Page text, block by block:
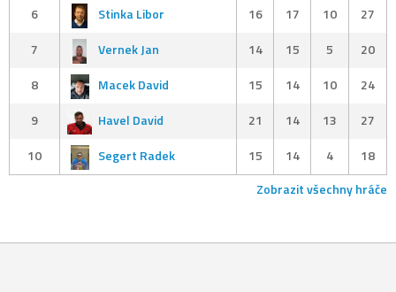
6
Stinka Libor 16 17 10
27
7
Vernek Jan 14 15 5
20
8
Macek David 15 14 10
24
9
Havel David 21 14 13
27
10
Segert Radek 15 14 4
18
Zobrazit všechny hráče